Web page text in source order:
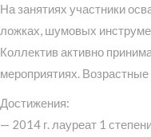
На занятиях участники
ложках, шумовых
Коллектив активно
мероприятиях.
Достижения:
— 2014 г. лауреат 1